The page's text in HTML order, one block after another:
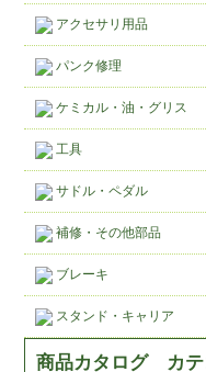
アクセサリ用品
パンク修理
ケミカル・油・グリス
工具
サドル・ペダル
補修・その他部品
ブレーキ
スタンド・キャリア
商品カタログ カテ